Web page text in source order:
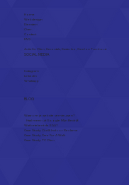
Home
Webdesign
Diensten
Over
Contact
FAQ
Actief inOlen ,Herentals ,Kasterlee ,Geelen Turnhout
SOCIAL MEDIA
Instagram
Linkedin
Whatsapp
BLOG
Waarom je website vernieuwen?
Haal meer uit Google Mijn Bedrijf.
Wat betekent de EAA?
Case Study: Out & Indoor Reclame
Case Study: Care Fur A Walk
Case Study: TC Olen